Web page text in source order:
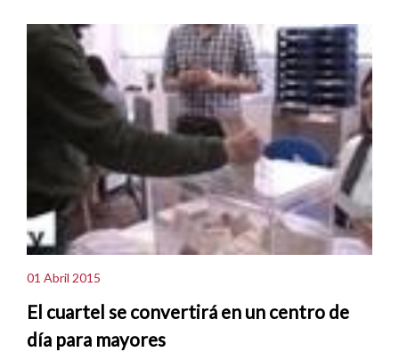
01 Abril 2015
El cuartel se convertirá en un centro de
día para mayores